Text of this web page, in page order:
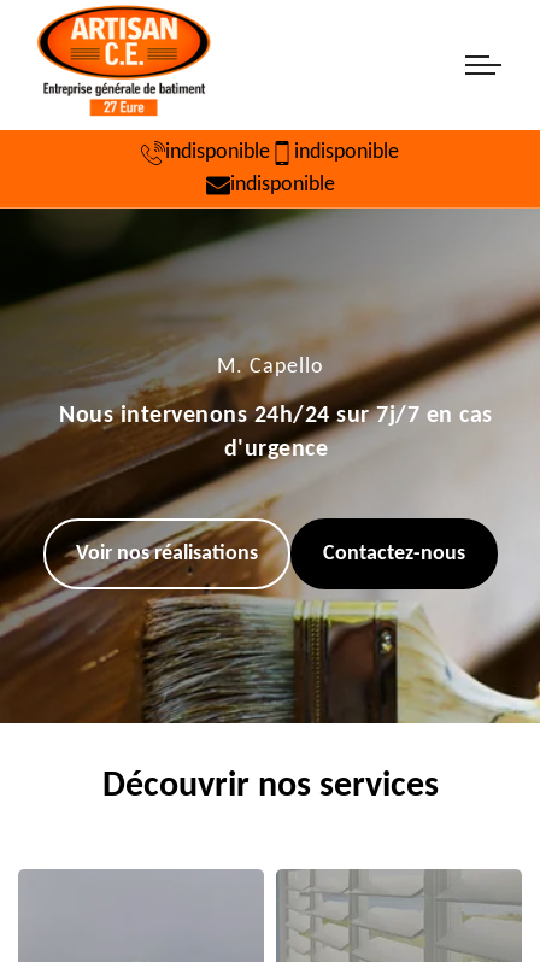
indisponible
indisponible
indisponible
M. Capello
Nous intervenons 24h/24 sur 7j/7 en cas
d'urgence
Voir nos réalisations Contactez-nous
Découvrir nos services